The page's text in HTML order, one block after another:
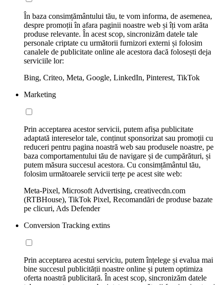
În baza consimțământului tău, te vom informa, de asemenea,
despre promoții în afara paginii noastre web și îți vom arăta
produse relevante. În acest scop, sincronizăm datele tale
personale criptate cu următorii furnizori externi și folosim
canalele de publicitate online ale acestora dacă folosești deja
serviciile lor:
Bing, Criteo, Meta, Google, LinkedIn, Pinterest, TikTok
Marketing
Prin acceptarea acestor servicii, putem afișa publicitate
adaptată intereselor tale, conținut sponsorizat sau promoții cu
reduceri pentru pagina noastră web sau produsele noastre, pe
baza comportamentului tău de navigare și de cumpărături, și
putem măsura succesul acestora. Cu consimțământul tău,
folosim următoarele servicii terțe pe acest site web:
Meta-Pixel, Microsoft Advertising, creativecdn.com
(RTBHouse), TikTok Pixel, Recomandări de produse bazate
pe clicuri, Ads Defender
Conversion Tracking extins
Prin acceptarea acestui serviciu, putem înțelege și evalua mai
bine succesul publicității noastre online și putem optimiza
oferta noastră publicitară. În acest scop, sincronizăm datele